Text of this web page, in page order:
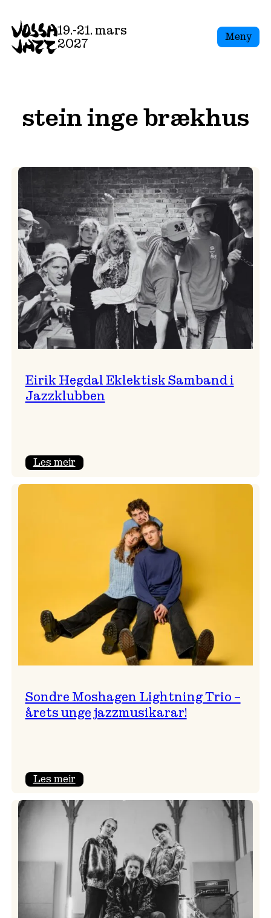
to
content
19.-21. mars
2027
Meny
stein inge brækhus
Eirik Hegdal Eklektisk Samband i
Jazzklubben
Les meir:
Jazzklubben
Sondre Moshagen Lightning Trio –
årets unge jazzmusikarar!
Les meir:
Moshagen
Lightning
Trio
årets
unge
jazzmusikarar!